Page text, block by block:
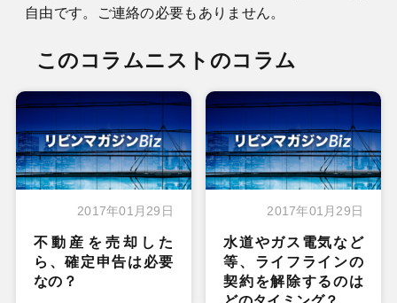
自由です。ご連絡の必要もありません。
このコラムニストのコラム
2017年01月29日
不動産を売却した
ら、確定申告は必要
なの？
2017年01月29日
水道やガス電気など
等、ライフラインの
契約を解除するのは